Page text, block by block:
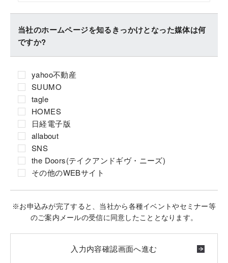
当社のホームページを知るきっかけとなった媒体は何
ですか?
yahoo不動産
SUUMO
tagle
HOMES
日経電子版
allabout
SNS
the Doors(テイクアンドギヴ・ニーズ)
その他のWEBサイト
※お申込みが完了すると、当社から各種イベントやセミナー等
のご案内メールの受信に同意したこととなります。